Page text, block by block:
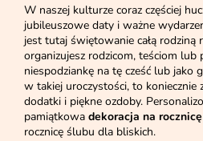
W naszej kulturze coraz częściej
jubileuszowe daty i ważne
jest tutaj świętowanie całą rodziną
organizujesz rodzicom, teściom lub
niespodziankę na tę cześć lub jako
w takiej uroczystości, to koniecznie
dodatki i piękne ozdoby.
pamiątkowa dekoracja na
rocznicę ślubu dla bliskich.